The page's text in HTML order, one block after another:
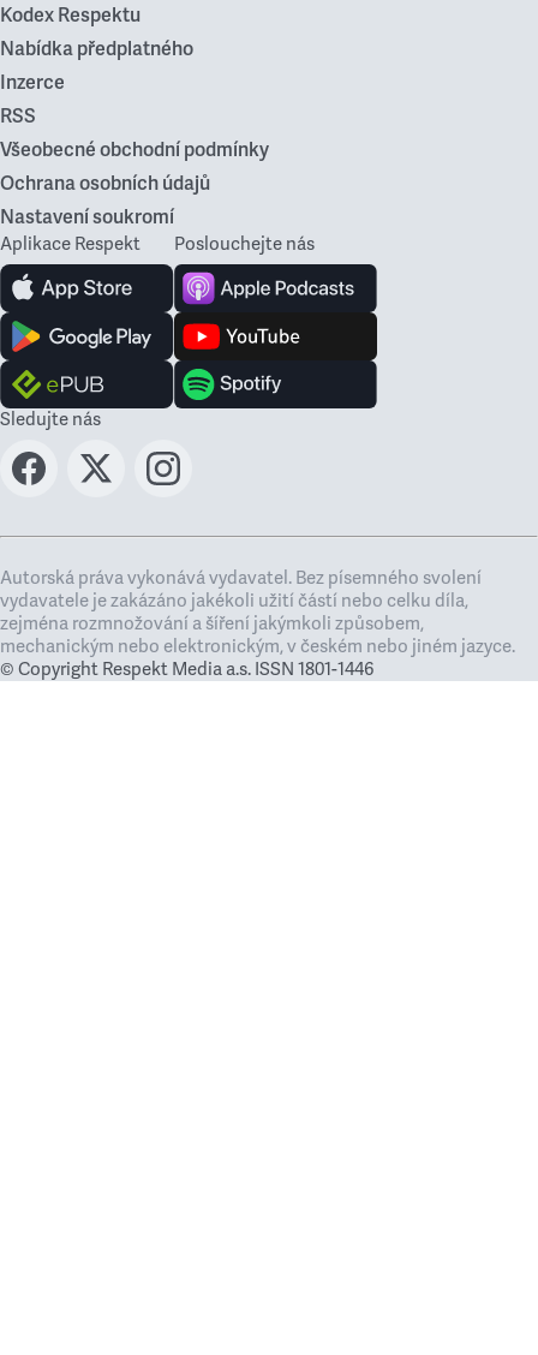
Kodex Respektu
Nabídka předplatného
Inzerce
RSS
Všeobecné obchodní podmínky
Ochrana osobních údajů
Nastavení soukromí
Aplikace Respekt Poslouchejte nás
Sledujte nás
Autorská práva vykonává vydavatel. Bez písemného svolení
vydavatele je zakázáno jakékoli užití částí nebo celku díla,
zejména rozmnožování a šíření jakýmkoli způsobem,
mechanickým nebo elektronickým, v českém nebo jiném jazyce.
© Copyright Respekt Media a.s. ISSN 1801-1446